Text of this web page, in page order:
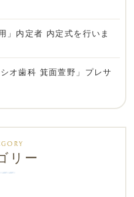
」内定者 内定式を行いま
オ歯科 箕面萱野」プレサ
リー